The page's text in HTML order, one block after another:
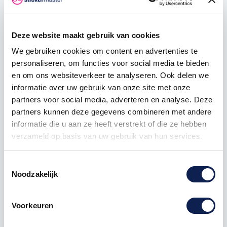
Deze website maakt gebruik van cookies
We gebruiken cookies om content en advertenties te
personaliseren, om functies voor social media te bieden
en om ons websiteverkeer te analyseren. Ook delen we
informatie over uw gebruik van onze site met onze
partners voor social media, adverteren en analyse. Deze
partners kunnen deze gegevens combineren met andere
informatie die u aan ze heeft verstrekt of die ze hebben
verzameld op basis van uw gebruik van hun services.
Noodzakelijk
Voorkeuren
250 € 56,25
sticker waarschuwing pictogram
Waarschuwing pictogramstickers